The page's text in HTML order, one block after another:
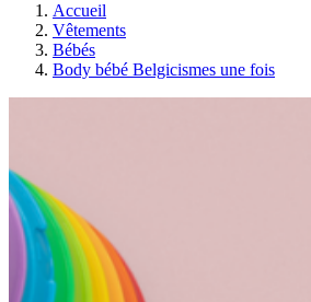
Accueil
Vêtements
Bébés
Body bébé Belgicismes une fois